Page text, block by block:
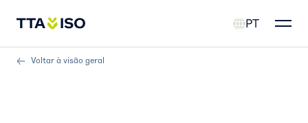
PT
Voltar à visão geral